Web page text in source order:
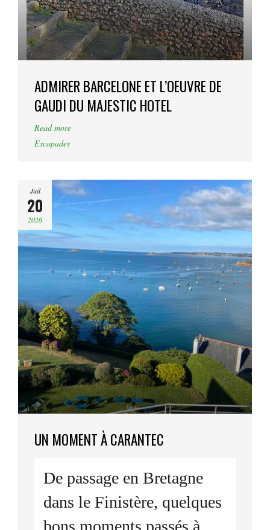
ADMIRER BARCELONE ET L’OEUVRE DE
GAUDI DU MAJESTIC HOTEL
Read more
Escapades
Juil
20
2026
UN MOMENT À CARANTEC
De passage en Bretagne
dans le Finistère, quelques
bons moments passés à